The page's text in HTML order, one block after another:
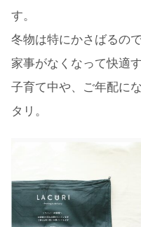
す。
冬物は特にかさばるの
家事がなくなって快適
子育て中や、ご年配に
タリ。